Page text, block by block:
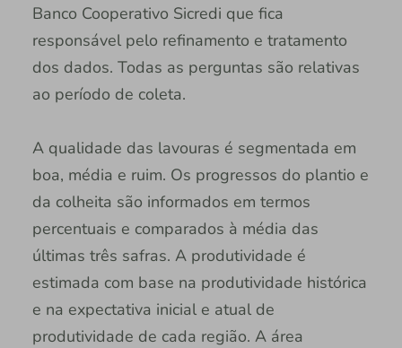
Banco Cooperativo Sicredi que fica
responsável pelo refinamento e tratamento
dos dados. Todas as perguntas são relativas
ao período de coleta.
A qualidade das lavouras é segmentada em
boa, média e ruim. Os progressos do plantio e
da colheita são informados em termos
percentuais e comparados à média das
últimas três safras. A produtividade é
estimada com base na produtividade histórica
e na expectativa inicial e atual de
produtividade de cada região. A área